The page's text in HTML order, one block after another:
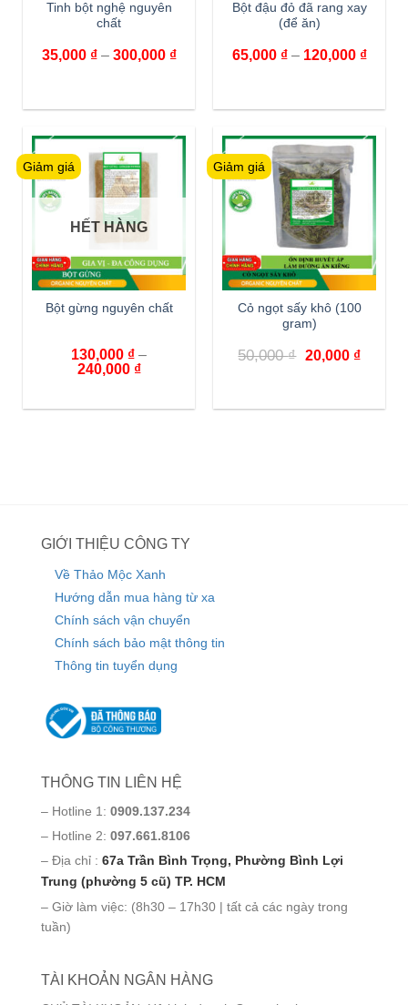
Tinh bột nghệ nguyên
chất
35,000 ₫– 300,000 ₫
Bột đậu đỏ đã rang xay
(để ăn)
65,000 ₫– 120,000 ₫
Giảm giá
HẾT HÀNG
Bột gừng nguyên chất
130,000 ₫ –
240,000 ₫
Giảm giá
Cỏ ngọt sấy khô (100
gram)
50,000₫ 20,000 ₫
GIỚI THIỆU CÔNG TY
Về Thảo Mộc Xanh
Hướng dẫn mua hàng từ xa
Chính sách vận chuyển
Chính sách bảo mật thông tin
Thông tin tuyển dụng
THÔNG TIN LIÊN HỆ
– Hotline 1: 0909.137.234
– Hotline 2: 097.661.8106
– Địa chỉ : 67a Trần Bình Trọng, Phường Bình Lợi
Trung (phường 5 cũ) TP. HCM
– Giờ làm việc: (8h30 – 17h30 | tất cả các ngày trong
tuần)
TÀI KHOẢN NGÂN HÀNG